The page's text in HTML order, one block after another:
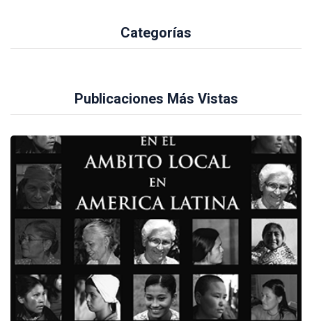
Categorías
Publicaciones Más Vistas